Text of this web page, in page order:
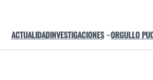
ACTUALIDADINVESTIGACIONES ORGULLO